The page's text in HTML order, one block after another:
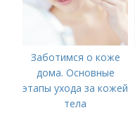
Заботимся о коже
дома. Основные
этапы ухода за кожей
тела